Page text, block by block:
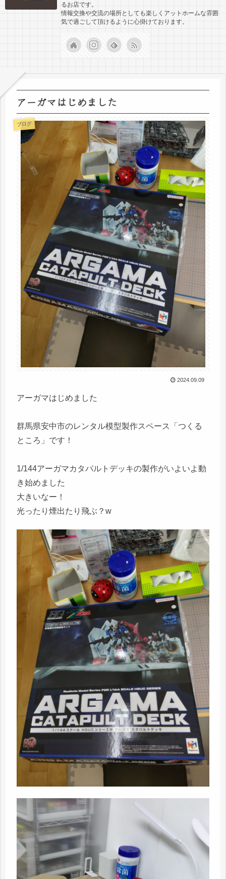
るお店です。
情報交換や交流の場所としても楽しくアットホームな雰囲
気で過ごして頂けるように心掛けております。
アーガマはじめました
ブログ
2024.09.09
アーガマはじめました
群馬県安中市のレンタル模型製作スペース「つくる
ところ」です！
1/144アーガマカタパルトデッキの製作がいよいよ動
き始めました
大きいなー！
光ったり煙出たり飛ぶ？w